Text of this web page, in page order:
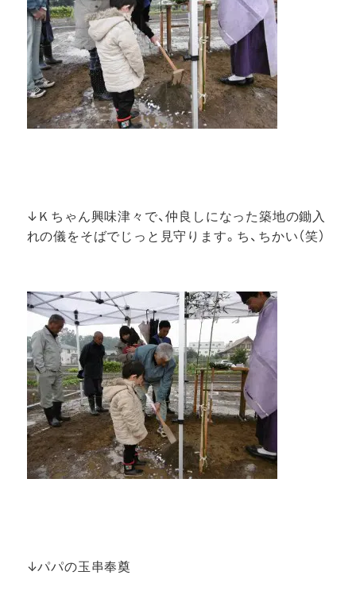
↓ Ｋちゃん興味津々で、仲良しになった築地の鋤入
れの儀をそばでじっと見守ります。ち、ちかい（笑）
↓パパの玉串奉奠